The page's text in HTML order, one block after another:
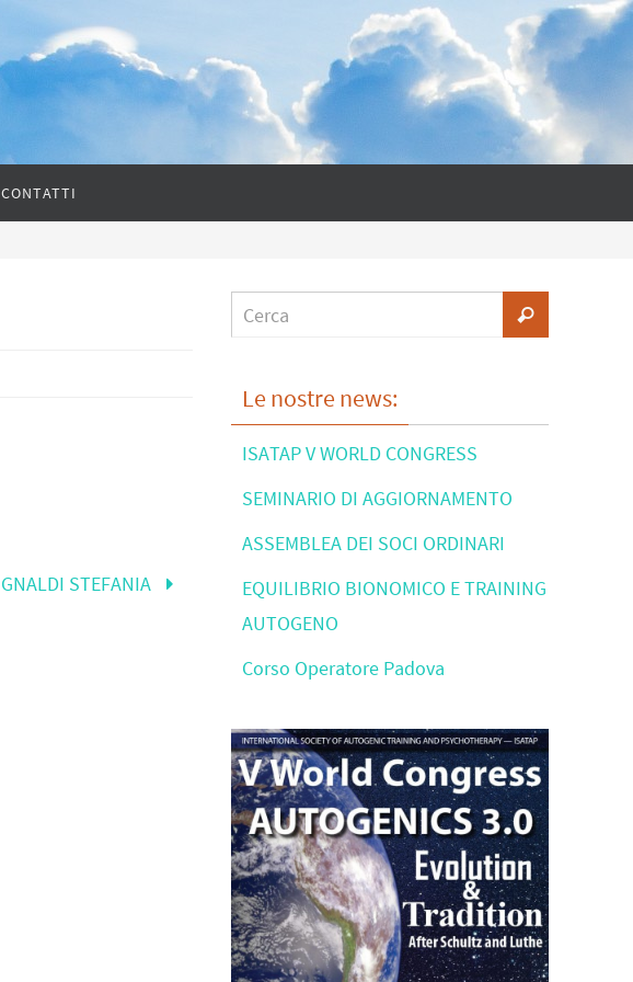
CONTATTI
GNALDI STEFANIA
Le nostre news:
ISATAP V WORLD CONGRESS
SEMINARIO DI AGGIORNAMENTO
ASSEMBLEA DEI SOCI ORDINARI
EQUILIBRIO BIONOMICO E TRAINING
AUTOGENO
Corso Operatore Padova